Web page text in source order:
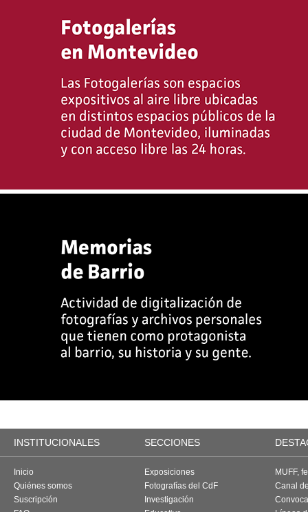
INSTITUCIONALES SECCIONES
Inicio
Quiénes somos
Suscripción
Exposiciones
Fotografías del CdF
Investigación
MUFF,
Canal